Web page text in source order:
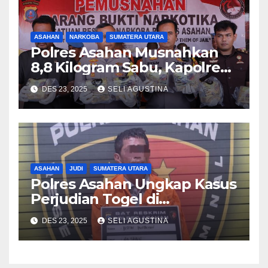
ASAHAN NARKOBA SUMATERA UTARA
Polres Asahan Musnahkan
8,8 Kilogram Sabu, Kapolres
Tegaskan Komitmen Perang
Terhadap Narkoba
DES 23, 2025 SELI AGUSTINA
ASAHAN JUDI SUMATERA UTARA
Polres Asahan Ungkap Kasus
Perjudian Togel di
Kabupaten Asahan
DES 23, 2025 SELI AGUSTINA